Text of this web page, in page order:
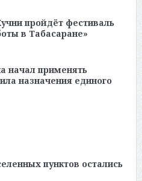
пройдёт фестиваль
в Табасаране»
начал применять
назначения единого
пунктов остались